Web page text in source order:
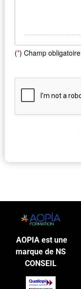
(*) Champ obligatoire
AOPIA est une
marque de NS
CONSEIL